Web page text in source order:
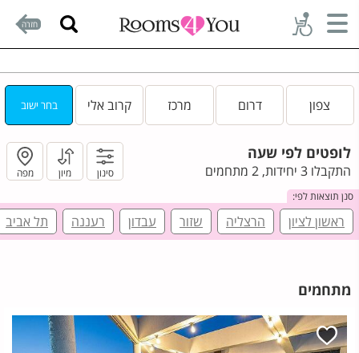
חזרה
צפון דרום מרכז קרוב אלי בחר ישוב
לופטים לפי שעה
התקבלו 3 יחידות, 2 מתחמים סינון מיון
מפה
סנן תוצאות לפי:
ראשון לציון הרצליה שזור עבדון רעננה תל אביב
מתחמים